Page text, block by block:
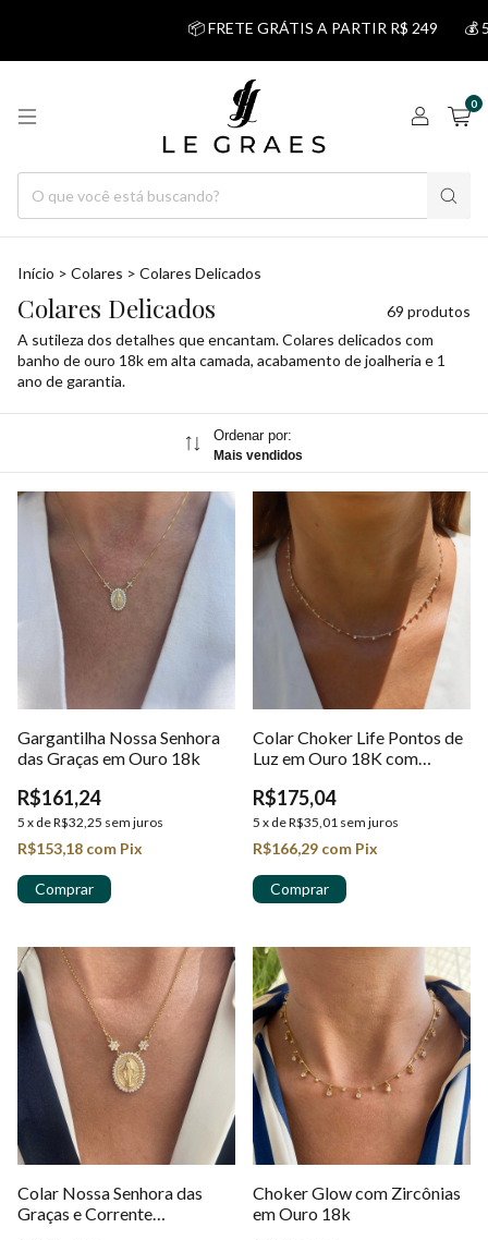
📦 FRETE GRÁTIS A PARTIR R$ 249 💰 5% DESCONTO
0
Início > Colares > Colares Delicados
Colares Delicados
69 produtos
A sutileza dos detalhes que encantam. Colares delicados com
banho de ouro 18k em alta camada, acabamento de joalheria e 1
ano de garantia.
Ordenar por:
Mais vendidos
Gargantilha Nossa Senhora
das Graças em Ouro 18k
R$161,24
5 x deR$32,25 sem juros
R$153,18 com Pix
Colar Choker Life Pontos de
Luz em Ouro 18K com
R$175,04
5 x deR$35,01 sem juros
R$166,29 com Pix
Colar Nossa Senhora das
Graças e Corrente
Choker Glow com Zircônias
em Ouro 18k